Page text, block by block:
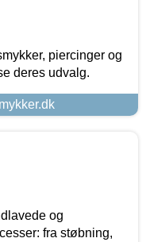
piercinger og
deres udvalg.
og
fra støbning,